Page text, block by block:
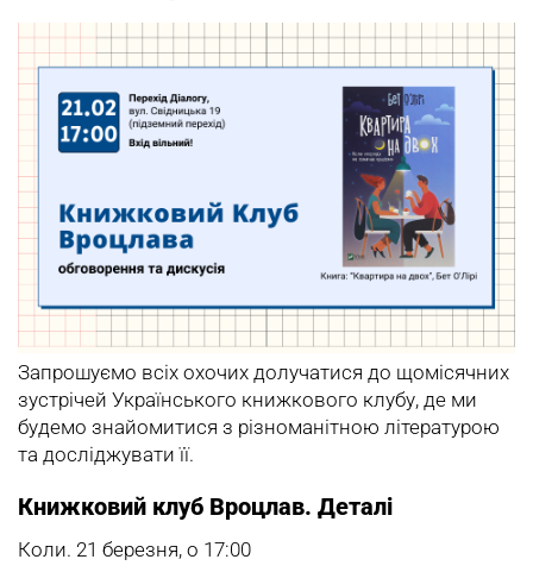
Запрошуємо всіх охочих долучатися до щомісячних
зустрічей Українського книжкового клубу, де ми
будемо знайомитися з різноманітною літературою
та досліджувати її.
Книжковий клуб Вроцлав. Деталі
Коли. 21 березня, о 17:00